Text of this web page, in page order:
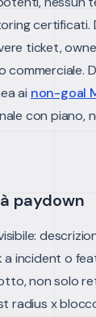
certificati.
ticket,
ai non-goal
con piano,
paydown
incident o
non solo
radius x